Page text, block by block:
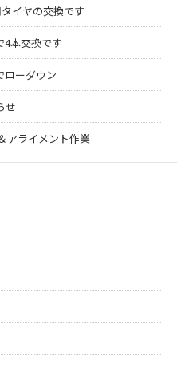
イヤの交換です
4本交換です
ローダウン
せ
アライメント作業